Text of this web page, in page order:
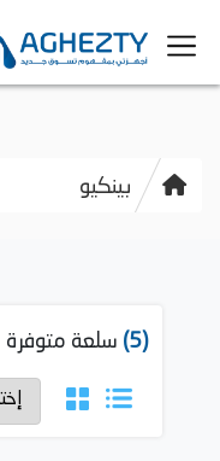
بينكيو
(5) سلعة متوفرة